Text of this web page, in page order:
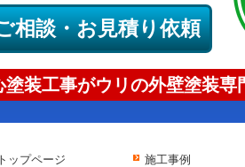
相談・お見積り依頼
装工事がウリの外壁塗装専
トップページ
施工事例